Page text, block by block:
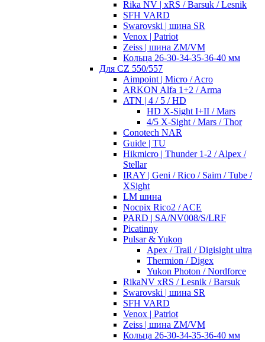
Rika NV | xRS / Barsuk / Lesnik
SFH VARD
Swarovski | шина SR
Venox | Patriot
Zeiss | шина ZM/VM
Кольца 26-30-34-35-36-40 мм
Для CZ 550/557
Aimpoint | Micro / Acro
ARKON Alfa 1+2 / Arma
ATN | 4 / 5 / HD
HD X-Sight I+II / Mars
4/5 X-Sight / Mars / Thor
Conotech NAR
Guide | TU
Hikmicro | Thunder 1-2 / Alpex /
Stellar
IRAY | Geni / Rico / Saim / Tube /
XSight
LM шина
Nocpix Rico2 / ACE
PARD | SA/NV008/S/LRF
Picatinny
Pulsar & Yukon
Apex / Trail / Digisight ultra
Thermion / Digex
Yukon Photon / Nordforce
RikaNV xRS / Lesnik / Barsuk
Swarovski | шина SR
SFH VARD
Venox | Patriot
Zeiss | шина ZM/VM
Кольца 26-30-34-35-36-40 мм